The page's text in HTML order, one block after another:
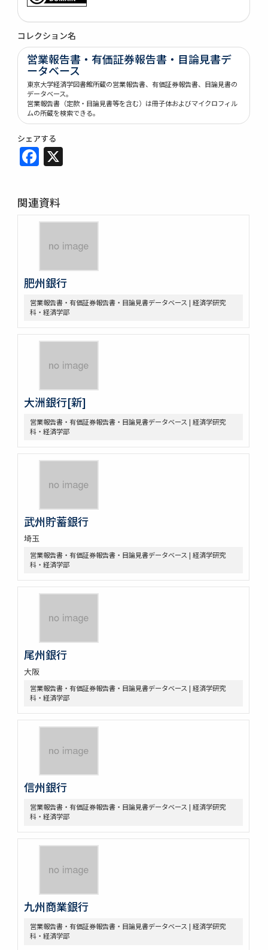
コレクション名
営業報告書・有価証券報告書・目論見書デ
ータベース
東京大学経済学図書館所蔵の営業報告書、有価証券報告書、目論見書の
データベース。
営業報告書（定款・目論見書等を含む）は冊子体およびマイクロフィル
ムの所蔵を検索できる。
シェアする
Facebook
関連資料
肥州銀行
営業報告書・有価証券報告書・目論見書データベース | 経済学研究
科・経済学部
大洲銀行[新]
営業報告書・有価証券報告書・目論見書データベース | 経済学研究
科・経済学部
武州貯蓄銀行
埼玉
営業報告書・有価証券報告書・目論見書データベース | 経済学研究
科・経済学部
尾州銀行
大阪
営業報告書・有価証券報告書・目論見書データベース | 経済学研究
科・経済学部
信州銀行
営業報告書・有価証券報告書・目論見書データベース | 経済学研究
科・経済学部
九州商業銀行
営業報告書・有価証券報告書・目論見書データベース | 経済学研究
科・経済学部